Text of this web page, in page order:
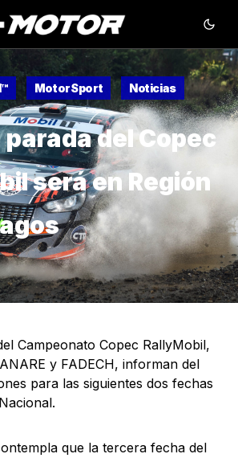
MotorSport Noticias
parada del Copec
será en Región
Campeonato Copec RallyMobil,
y FADECH, informan del
para las siguientes dos fechas
que la tercera fecha del